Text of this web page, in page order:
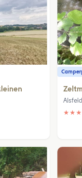
Alsfeld
★ ★ ★